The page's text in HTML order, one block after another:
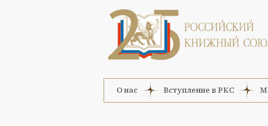
О нас Вступление в РКС